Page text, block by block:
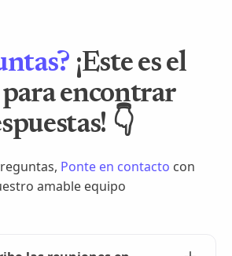
¡Este es el
encontrar
👇
Ponte en contacto con
amable equipo